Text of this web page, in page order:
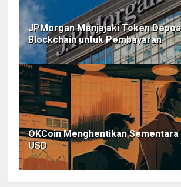
JPMorgan Menjajaki Token
Blockchain untuk Pembayaran
OKCoin Menghentikan
USD